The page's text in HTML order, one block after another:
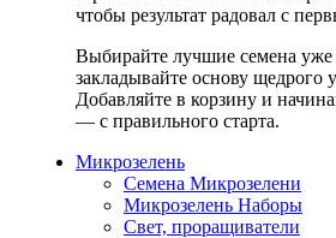
чтобы результат радовал с
Выбирайте лучшие семена уже
закладывайте основу щедрого
Добавляйте в корзину и
— с правильного старта.
Микрозелень
Семена Микрозелени
Микрозелень Наборы
Свет, проращиватели